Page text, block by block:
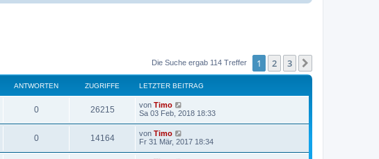
Die Suche ergab 114 Treffer 1 2 3
ANTWORTEN ZUGRIFFE LETZTER BEITRAG
0 26215 von Timo
Sa 03 Feb, 2018 18:33
0 14164 von Timo
Fr 31 Mär, 2017 18:34